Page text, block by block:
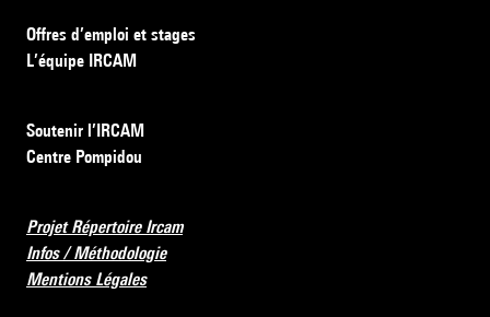
Offres d’emploi et stages
L’équipe IRCAM
Soutenir l’IRCAM
Centre Pompidou
Projet Répertoire Ircam
Infos / Méthodologie
Mentions Légales